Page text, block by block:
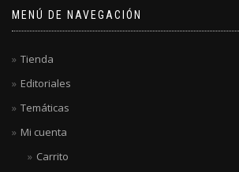
MENÚ DE NAVEGACIÓN
Tienda
Editoriales
Temáticas
Mi cuenta
Carrito